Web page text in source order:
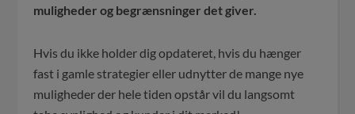
muligheder og begrænsninger det giver.
Hvis du ikke holder dig opdateret, hvis du hænger
fast i gamle strategier eller udnytter de mange nye
muligheder der hele tiden opstår vil du langsomt